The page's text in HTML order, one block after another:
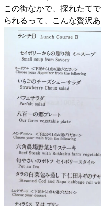
この街なかで、採れたて
られるって、こんな贅沢